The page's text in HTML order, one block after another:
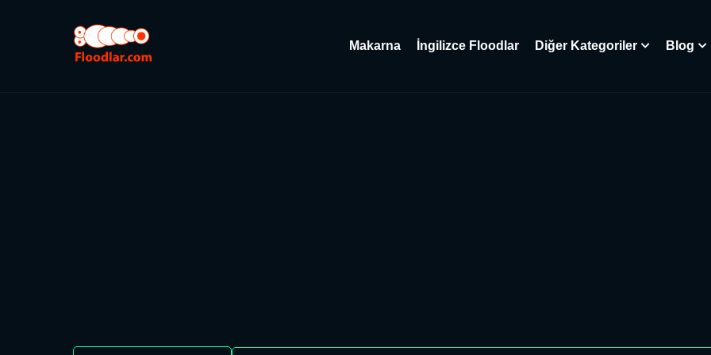
Makarna İngilizce Floodlar Diğer Kategoriler Blog